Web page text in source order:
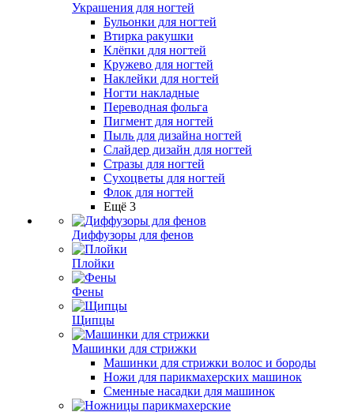
Украшения для ногтей
Бульонки для ногтей
Втирка ракушки
Клёпки для ногтей
Кружево для ногтей
Наклейки для ногтей
Ногти накладные
Переводная фольга
Пигмент для ногтей
Пыль для дизайна ногтей
Слайдер дизайн для ногтей
Стразы для ногтей
Сухоцветы для ногтей
Флок для ногтей
Ещё 3
Диффузоры для фенов
Плойки
Фены
Щипцы
Машинки для стрижки
Машинки для стрижки волос и бороды
Ножи для парикмахерских машинок
Сменные насадки для машинок